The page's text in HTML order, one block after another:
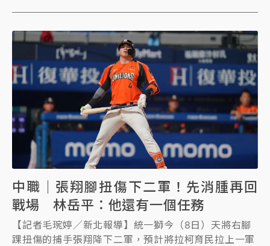
中職｜張翔腳扭傷下二軍！先消腫再回
戰場 林岳平：他還有一個任務
【記者毛琬婷／新北報導】統一獅今（8日）天將右腳
踝扭傷的捕手張翔降下二軍，預計將拉柯育民拉上一軍